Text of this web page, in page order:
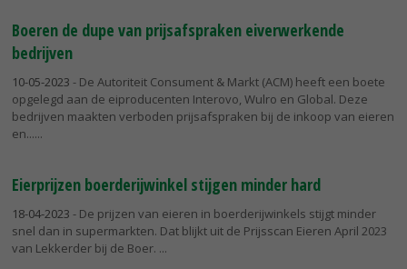
Boeren de dupe van prijsafspraken eiverwerkende
bedrijven
10-05-2023 - De Autoriteit Consument & Markt (ACM) heeft een boete
opgelegd aan de eiproducenten Interovo, Wulro en Global. Deze
bedrijven maakten verboden prijsafspraken bij de inkoop van eieren
en...
Eierprijzen boerderijwinkel stijgen minder hard
18-04-2023 - De prijzen van eieren in boerderijwinkels stijgt minder
snel dan in supermarkten. Dat blijkt uit de Prijsscan Eieren April 2023
van Lekkerder bij de Boer.